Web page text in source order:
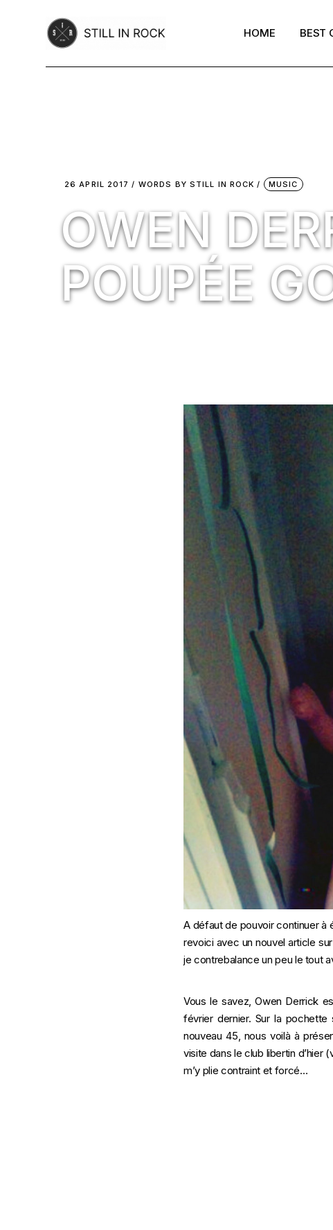
HOME BEST
26 APRIL 2017 WORDS BY STILL IN ROCK MUSIC
OWEN
POUPÉE
A défaut de pouvoir continuer à
revoici avec un nouvel article sur
je contrebalance un peu le tout
Vous le savez, Owen Derrick
février dernier. Sur la
nouveau 45, nous voilà à
visite dans le club libertin d’hier (
m’y plie contraint et forcé…